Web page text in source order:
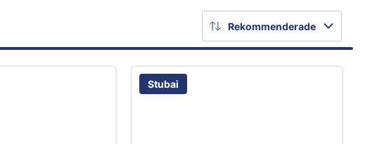
Rekommenderade
Stubai